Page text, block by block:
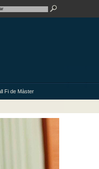
Fi de Màster